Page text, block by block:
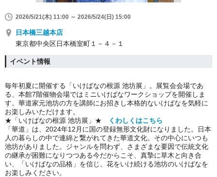
2026/5/21(木) 11:00 ～ 2026/5/24(日) 15:00
日本橋三越本店
東京都中央区日本橋室町１－４－１
イベント情報
毎年初夏に開催する「いけばなの根源 池坊展」。展覧会会場であ
る、本館7階催物会場ではミニいけばなワークショップを開催しま
す。華道家元池坊の方を講師にお招きし本格的ないけばなを気軽に
お楽しみいただけます。
★「いけばなの根源 池坊展」★
くわしくはこちら
「華道」は、2024年12月に国の登録無形文化財になりました。日本
人の暮らしの中で連綿と繋がれてきた華道文化。その中心にいつも
池坊がありました。ジャンルを問わず、さまざまな要因で伝統文化
の継承が困難になりつつある今だからこそ、真摯に草木と向き合
い、「いけばなの品格」を信じ、花をいけ続ける池坊のいけばなを
お楽しみください。